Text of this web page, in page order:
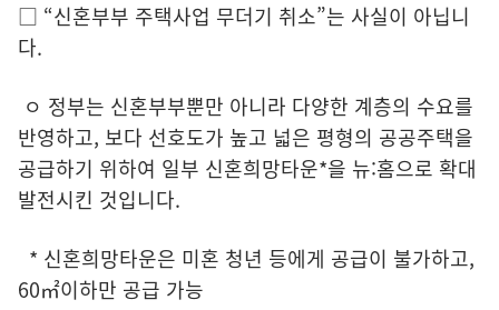
□ “신혼부부 주택사업 무더기 취소”는 사실이 아닙니
다.
ㅇ 정부는 신혼부부뿐만 아니라 다양한 계층의 수요를
반영하고, 보다 선호도가 높고 넓은 평형의 공공주택을
공급하기 위하여 일부 신혼희망타운*을 뉴:홈으로 확대
발전시킨 것입니다.
* 신혼희망타운은 미혼 청년 등에게 공급이 불가하고,
60㎡이하만 공급 가능